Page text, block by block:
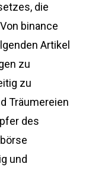
die
binance
Artikel
zu
zu
Träumereien
des
und